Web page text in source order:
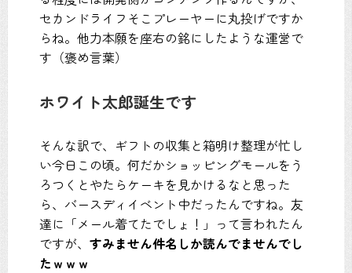
セカンドライフそこプレーヤーに丸投げですか
らね。他力本願を座右の銘にしたような運営で
す（褒め言葉）
ホワイト太郎誕生です
そんな訳で、ギフトの収集と箱明け整理が忙し
い今日この頃。何だかショッピングモールをう
ろつくとやたらケーキを見かけるなと思った
ら、バースディイベント中だったんですね。友
達に「メール着てたでしょ！」って言われたん
ですが、 すみません件名しか読んでませんでし
たｗｗｗ